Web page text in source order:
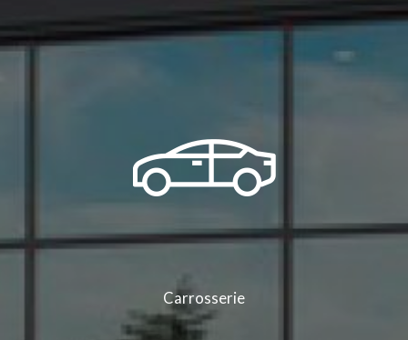
Carrosserie